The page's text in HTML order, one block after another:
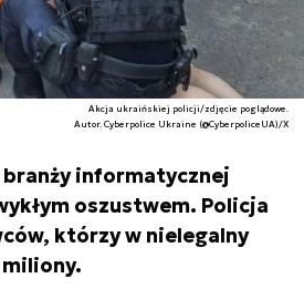
Akcja ukraińskiej policji/zdjęcie poglądowe.
Autor. Cyberpolice Ukraine (@CyberpoliceUA)/X
informatycznej
oszustwem. Policja
którzy w nielegalny